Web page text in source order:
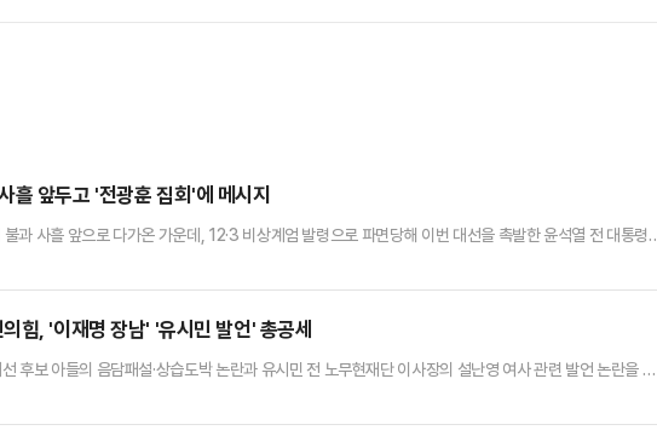
흘 앞두고 '전광훈 집회'에 메시지
과 사흘 앞으로 다가온 가운데, 12·3 비상계엄 발령으로 파면당해 이번 대선을 촉발한 윤석열 전 대통령
.윤석열 전 대통령은 31일 서울 광화문 광장에서 전광훈 목사 주도로 열린 대한민국바로세우기운동본부
힘, '이재명 장남' '유시민 발언' 총공세
후보 아들의 음담패설·상습도박 논란과 유시민 전 노무현재단 이사장의 설난영 여사 관련 발언 논란을 판
여사를 조세포탈 혐의 등으로 검찰에 형사고발했다. 이러한 화력 극대화는 막판 지지층 결집은 물론 중도